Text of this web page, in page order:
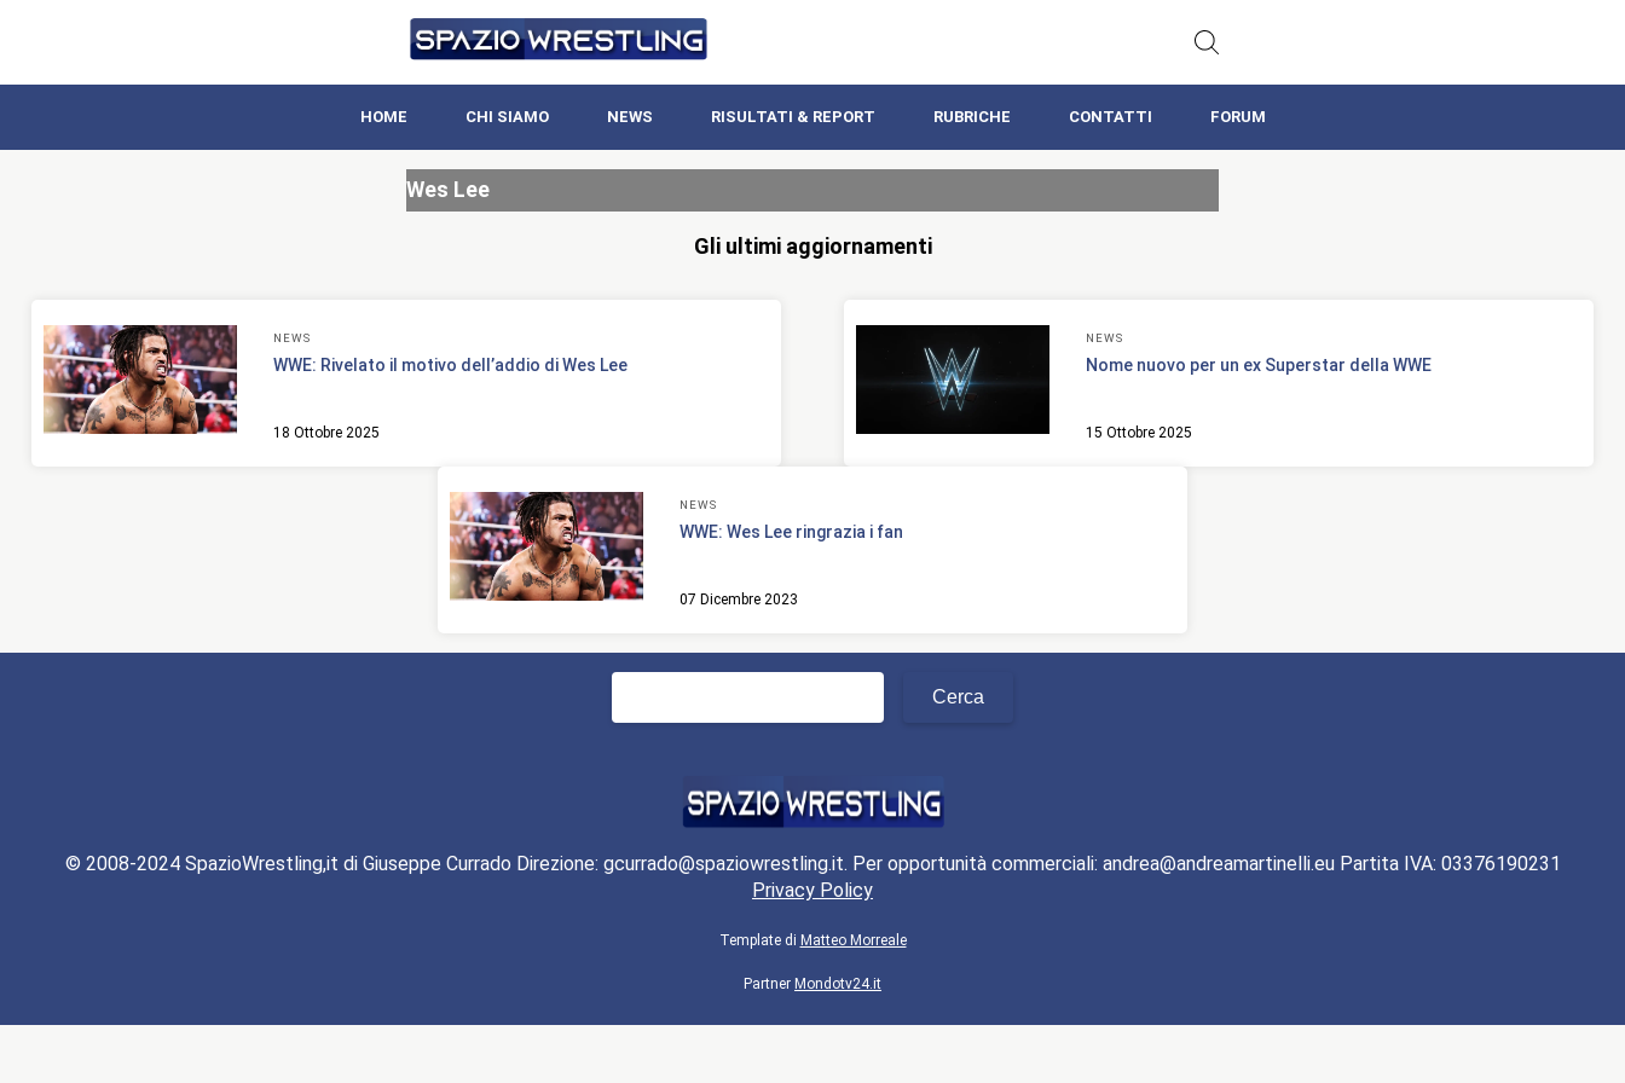
HOME CHI SIAMO NEWS RISULTATI & REPORT RUBRICHE CONTATTI FORUM
Wes Lee
Gli ultimi aggiornamenti
NEWS
WWE: Rivelato il motivo dell’addio di Wes Lee
18 Ottobre 2025
NEWS
Nome nuovo per un ex Superstar della WWE
15 Ottobre 2025
NEWS
WWE: Wes Lee ringrazia i fan
07 Dicembre 2023
© 2008-2024 SpazioWrestling,it di Giuseppe Currado Direzione: gcurrado@spaziowrestling.it. Per opportunità commerciali: andrea@andreamartinelli.eu Partita IVA: 03376190231
Privacy Policy
Template di Matteo Morreale
Partner Mondotv24.it